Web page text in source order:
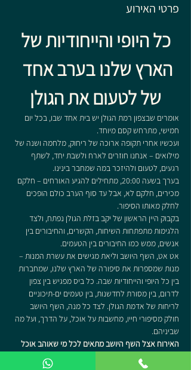
פרטי האירוע
כל היופי והייחודיות של
הארץ שלנו בערב אחד
של לטעום את הגולן
אומרים שבצפון רמת הגולן יש בית אחד שבו, בכל יום
חמישי, מתרחש קסם מיוחד.
ועכשיו אחרי תקופה ארוכה של ריחוק, מלחמה ושנה של
מילואים – אנחנו חוזרים לארח ולשבת יחד, לשתף
רגעים, לטעום ולהיזכר במה שמחבר בינינו.
בערך בשעה 20:00, מתחילים להגיע האורחים – חלקם
מכירים, חלקם לא, אבל עד סוף הערב כולם הופכים
לחלק מאותו הסיפור.
בקבוק היין הראשון של יקב בזלת הגולן נפתח, ולצד
הלגימות מתפתחות השיחות, הקשרים, והחיבורים בין
אנשים, ממש כמו החיבורים בין הטעמים.
אט אט, השף היושב וליאת מגישים את עשרת המנות –
מנות שמספרות את סיפורה של הארץ שלנו, שמחברות
בין כל היופי והייחודיות שבה. כל ביס מפגיש בין צפון
לדרום, בין מסורת לחדשנות, בין טעמים ים-תיכוניים
לריחות של אדמת הגולן. לצד כל מנה, השף היושב
חולק מסיפורי חייו, מחשבות על אוכל, על הדרך, ועל מה
שביניהם.
האירוח אצל השף היושב מתאים לכל מי שאוהב אוכל
טוב, יין משובח וחברה מסקרנת. בין אם אתם חובבי